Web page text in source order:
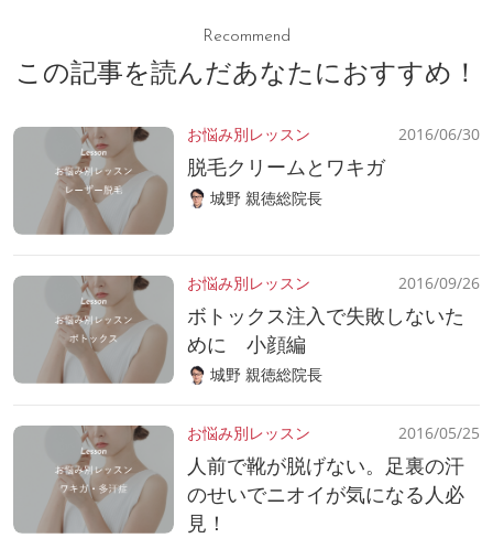
Recommend
この記事を読んだあなたにおすすめ！
お悩み別レッスン 2016/06/30
脱毛クリームとワキガ
城野 親徳総院長
お悩み別レッスン 2016/09/26
ボトックス注入で失敗しないた
めに 小顔編
城野 親徳総院長
お悩み別レッスン 2016/05/25
人前で靴が脱げない。足裏の汗
のせいでニオイが気になる人必
見！